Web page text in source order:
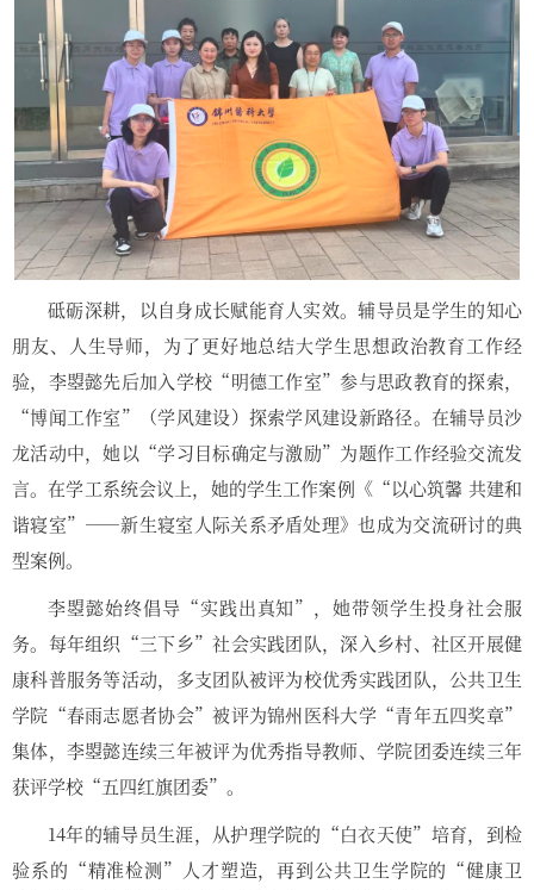
砥砺深耕，以自身成长赋能育人实效。辅导员是学生的知心
朋友、人生导师，为了更好地总结大学生思想政治教育工作经
验，李曌懿先后加入学校“明德工作室”参与思政教育的探索，
“博闻工作室”（学风建设）探索学风建设新路径。在辅导员沙
龙活动中，她以“学习目标确定与激励”为题作工作经验交流发
言。在学工系统会议上，她的学生工作案例《“以心筑馨 共建和
谐寝室”——新生寝室人际关系矛盾处理》也成为交流研讨的典
型案例。
李曌懿始终倡导“实践出真知”，她带领学生投身社会服
务。每年组织“三下乡”社会实践团队，深入乡村、社区开展健
康科普服务等活动，多支团队被评为校优秀实践团队，公共卫生
学院“春雨志愿者协会”被评为锦州医科大学“青年五四奖章”
集体，李曌懿连续三年被评为优秀指导教师、学院团委连续三年
获评学校“五四红旗团委”。
14年的辅导员生涯，从护理学院的“白衣天使”培育，到检
验系的“精准检测”人才塑造，再到公共卫生学院的“健康卫